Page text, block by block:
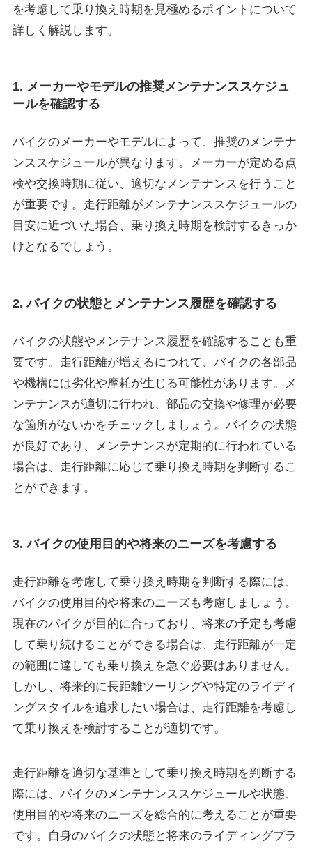
を考慮して乗り換え時期を見極めるポイントについて
詳しく解説します。
1. メーカーやモデルの推奨メンテナンススケジュ
ールを確認する
バイクのメーカーやモデルによって、推奨のメンテナ
ンススケジュールが異なります。メーカーが定める点
検や交換時期に従い、適切なメンテナンスを行うこと
が重要です。走行距離がメンテナンススケジュールの
目安に近づいた場合、乗り換え時期を検討するきっか
けとなるでしょう。
2. バイクの状態とメンテナンス履歴を確認する
バイクの状態やメンテナンス履歴を確認することも重
要です。走行距離が増えるにつれて、バイクの各部品
や機構には劣化や摩耗が生じる可能性があります。メ
ンテナンスが適切に行われ、部品の交換や修理が必要
な箇所がないかをチェックしましょう。バイクの状態
が良好であり、メンテナンスが定期的に行われている
場合は、走行距離に応じて乗り換え時期を判断するこ
とができます。
3. バイクの使用目的や将来のニーズを考慮する
走行距離を考慮して乗り換え時期を判断する際には、
バイクの使用目的や将来のニーズも考慮しましょう。
現在のバイクが目的に合っており、将来の予定も考慮
して乗り続けることができる場合は、走行距離が一定
の範囲に達しても乗り換えを急ぐ必要はありません。
しかし、将来的に長距離ツーリングや特定のライディ
ングスタイルを追求したい場合は、走行距離を考慮し
て乗り換えを検討することが適切です。
走行距離を適切な基準として乗り換え時期を判断する
際には、バイクのメンテナンススケジュールや状態、
使用目的や将来のニーズを総合的に考えることが重要
です。自身のバイクの状態と将来のライディングプラ